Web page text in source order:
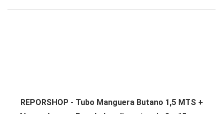
REPORSHOP - Tubo Manguera Butano 1,5 MTS +